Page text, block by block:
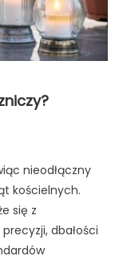
nieodłączny
kościelnych.
się z
dbałości